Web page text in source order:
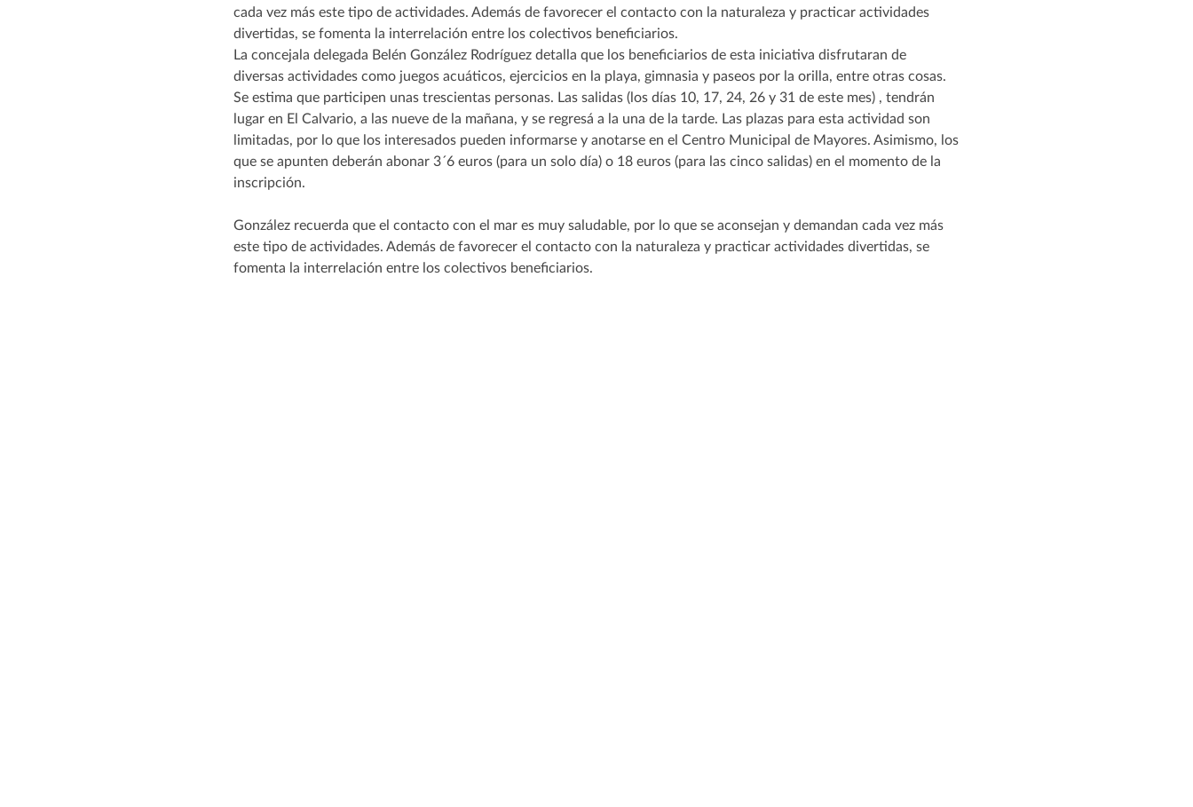
La concejala delegada Belén González Rodríguez detalla que los beneficiarios de esta iniciativa disfrutaran de
diversas actividades como juegos acuáticos, ejercicios en la playa, gimnasia y paseos por la orilla, entre otras cosas.
Se estima que participen unas trescientas personas. Las salidas (los días 10, 17, 24, 26 y 31 de este mes) , tendrán
lugar en El Calvario, a las nueve de la mañana, y se regresá a la una de la tarde. Las plazas para esta actividad son
limitadas, por lo que los interesados pueden informarse y anotarse en el Centro Municipal de Mayores. Asimismo, los
que se apunten deberán abonar 3´6 euros (para un solo día) o 18 euros (para las cinco salidas) en el momento de la
inscripción.
González recuerda que el contacto con el mar es muy saludable, por lo que se aconsejan y demandan cada vez más
este tipo de actividades. Además de favorecer el contacto con la naturaleza y practicar actividades divertidas, se
fomenta la interrelación entre los colectivos beneficiarios.